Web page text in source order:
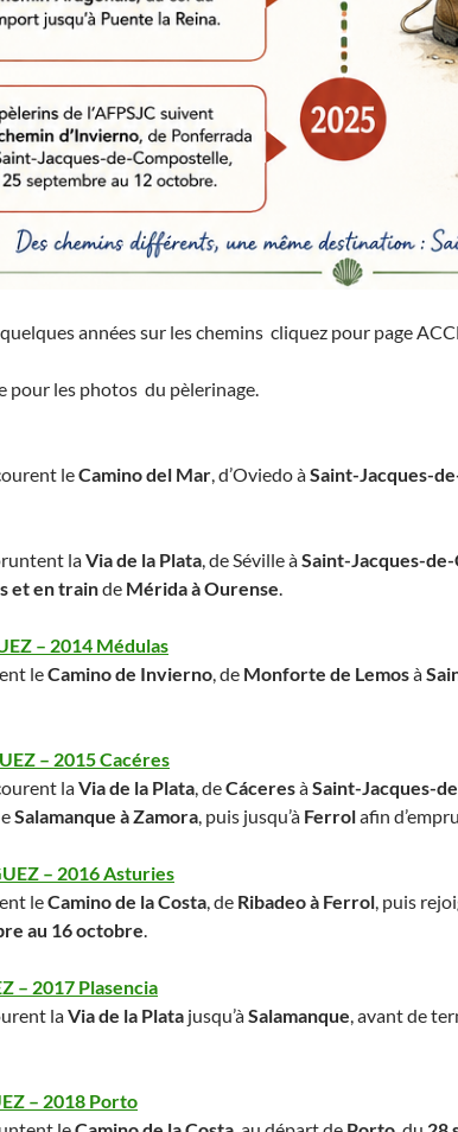
années sur les chemins cliquez pour page
pour les photos du pèlerinage.
leCamino del Mar, d’Oviedo àSaint-Jacques-
laVia de la Plata, de Séville àSaint-Jacques-
et en trainde Mérida à Ourense.
– 2014 Médulas
leCamino de Invierno, de Monforte de Lemosà
– 2015 Cacéres
laVia de la Plata, deCáceresàSaint-Jacques-
Salamanque à Zamora, puis jusqu’à Ferrolafin
– 2016 Asturies
leCamino de la Costa, de Ribadeo à Ferrol, puis
au 16 octobre.
– 2017 Plasencia
laVia de la Plata jusqu’àSalamanque, avant de
– 2018 Porto